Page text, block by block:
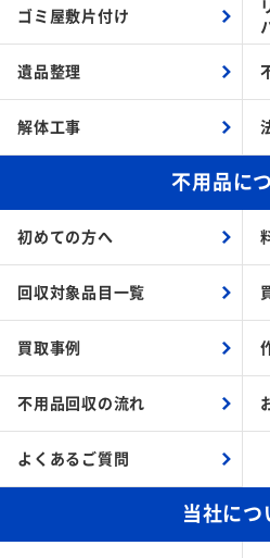
ゴミ屋敷片付け
遺品整理
解体工事
不用品に
初めての方へ
回収対象品目一覧
買取事例
不用品回収の流れ
よくあるご質問
当社につ